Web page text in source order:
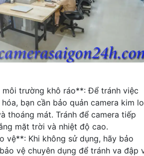
môi trường khô ráo**: Để tránh việc
bạn cần bảo quản camera kim
thoáng mát. Tránh để camera tiếp
mặt trời và nhiệt độ cao.
vệ**: Khi không sử dụng, hãy bảo
vệ chuyên dụng để tránh va đập